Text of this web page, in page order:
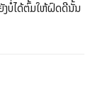
ງບໍ່ໄດ້ຕົ້ມໃຫ້ຝົດດີນັ້ນ